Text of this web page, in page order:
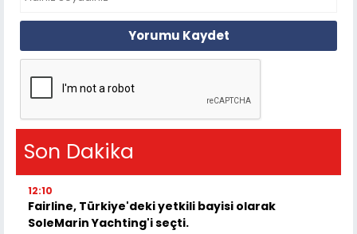
Yorumu Kaydet
Son Dakika
12:10
Fairline, Türkiye'deki yetkili bayisi olarak
SoleMarin Yachting'i seçti.